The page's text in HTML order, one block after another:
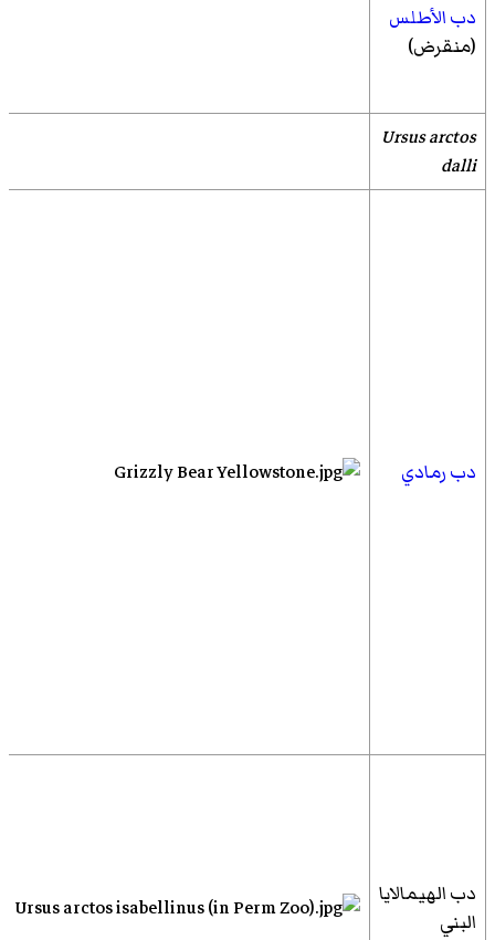
دب الأطلس
(منقرض)
Ursus arctos
dalli
دب رمادي
دب الهيمالايا
البني